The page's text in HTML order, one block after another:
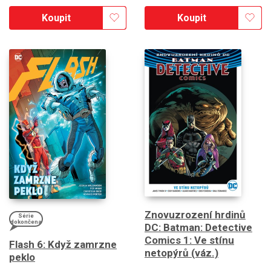
Koupit Koupit
Série
dokončena
Flash 6: Když zamrzne
peklo
Znovuzrození hrdinů
DC: Batman: Detective
Comics 1: Ve stínu
netopýrů (váz.)